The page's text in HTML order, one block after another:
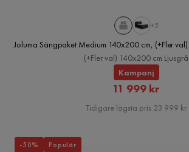
+5
Joluma Sängpaket Medium 140x200 cm, (+Fler
(+Fler val) 140x200 cm Ljusgrå
Kampanj
Rabatterat
Pris
11 999 kr
Tidigare lägsta pris 23 999 kr
-50% Populär